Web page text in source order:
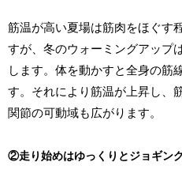
筋温が高い夏場は筋肉をほぐす
すが、冬のウォーミングアップ
します。体を動かすと全身の筋
す。それにより筋温が上昇し、
関節の可動域も広がります。
②走り始めはゆっくりとジョギン